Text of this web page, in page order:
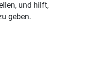
und hilft,
geben.